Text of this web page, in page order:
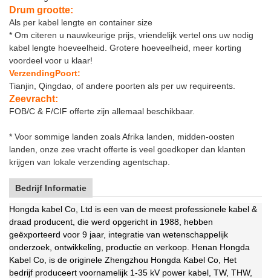
Drum grootte:
Als per kabel lengte en container size
* Om citeren u nauwkeurige prijs, vriendelijk vertel ons uw nodig
kabel lengte hoeveelheid. Grotere hoeveelheid, meer korting
voordeel voor u klaar!
VerzendingPoort:
Tianjin, Qingdao, of andere poorten als per uw requireents.
Zeevracht:
FOB/C & F/CIF offerte zijn allemaal beschikbaar.
* Voor sommige landen zoals Afrika landen, midden-oosten
landen, onze zee vracht offerte is veel goedkoper dan klanten
krijgen van lokale verzending agentschap.
Bedrijf Informatie
Hongda kabel Co, Ltd is een van de meest professionele kabel &
draad producent, die werd opgericht in 1988, hebben
geëxporteerd voor 9 jaar, integratie van wetenschappelijk
onderzoek, ontwikkeling, productie en verkoop. Henan Hongda
Kabel Co, is de originele Zhengzhou Hongda Kabel Co, Het
bedrijf produceert voornamelijk 1-35 kV power kabel, TW, THW,